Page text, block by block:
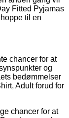
Fitted Pyjamas
til en
chancer for at
og
bedømmelser
Adult forud for
chancer for at